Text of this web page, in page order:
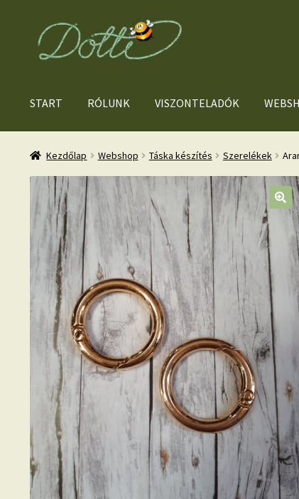
Ugrás
navigációhoz
Kilépés
tartalomba
START RÓLUNK VISZONTELADÓK
Kezdőlap Webshop Táska készítés Szerelékek